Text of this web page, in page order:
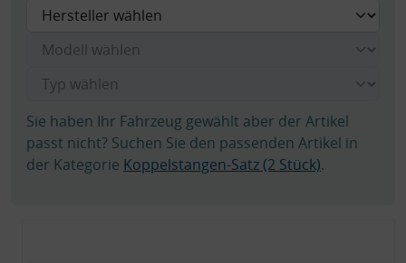
Sie haben Ihr Fahrzeug gewählt aber der Artikel
passt nicht? Suchen Sie den passenden Artikel in
der Kategorie Koppelstangen-Satz (2 Stück).